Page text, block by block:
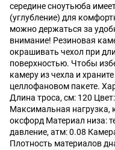
середине сноутьюба
(углубление) для
можно держаться за
внимание! Резиновая
окрашивать чехол при
поверхностью. Чтобы
камеру из чехла и
целлофановом пакете.
Длина троса, см: 120
Максимальная нагрузка,
оксфорд Материал низа:
давление, атм: 0.08
Плотность материалов